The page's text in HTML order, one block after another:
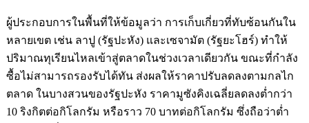
ผู้ประกอบการในพื้นที่ให้ข้อมูลว่า การเก็บเกี่ยวที่ทับซ้อนกันใน
หลายเขต เช่น ลาปู (รัฐปะหัง) และเซจามัต (รัฐยะโฮร์) ทำให้
ปริมาณทุเรียนไหลเข้าสู่ตลาดในช่วงเวลาเดียวกัน ขณะที่กำลัง
ซื้อไม่สามารถรองรับได้ทัน ส่งผลให้ราคาปรับลดลงตามกลไก
ตลาด ในบางสวนของรัฐปะหัง ราคามูซังคิงเฉลี่ยลดลงต่ำกว่า
10 ริงกิตต่อกิโลกรัม หรือราว 70 บาทต่อกิโลกรัม ซึ่งถือว่าต่ำ